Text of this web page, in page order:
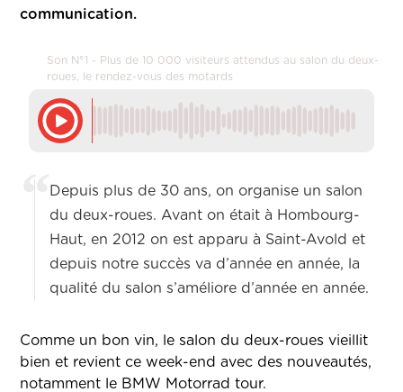
communication.
Son N°1 - Plus de 10 000 visiteurs attendus au salon du deux-
roues, le rendez-vous des motards
Depuis plus de 30 ans, on organise un salon
du deux-roues. Avant on était à Hombourg-
Haut, en 2012 on est apparu à Saint-Avold et
depuis notre succès va d’année en année, la
qualité du salon s’améliore d’année en année.
Comme un bon vin, le salon du deux-roues vieillit
bien et revient ce week-end avec des nouveautés,
notamment le BMW Motorrad tour.